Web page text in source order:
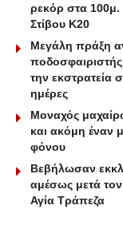
ρεκόρ στα
Στίβου Κ20
Μεγάλη πράξη
την εκστρατεία
ημέρες
Μοναχός
και ακόμη έναν
φόνου
Βεβήλωσαν
αμέσως μετά
Αγία Τράπεζα